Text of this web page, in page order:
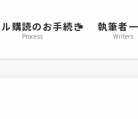
購読のお手続き
Process
執筆者
Writers